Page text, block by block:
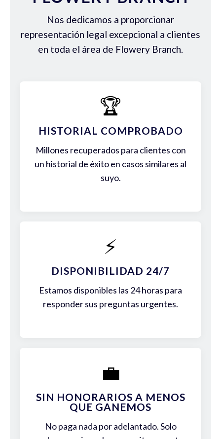
Nos dedicamos a proporcionar
representación legal excepcional a clientes
en toda el área de Flowery Branch.
🏆
HISTORIAL COMPROBADO
Millones recuperados para clientes con
un historial de éxito en casos similares al
suyo.
⚡
DISPONIBILIDAD 24/7
Estamos disponibles las 24 horas para
responder sus preguntas urgentes.
💼
SIN HONORARIOS A MENOS
QUE GANEMOS
No paga nada por adelantado. Solo